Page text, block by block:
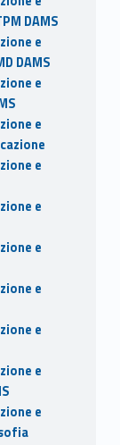
DAMS
e
DAMS
e
e
e
e
e
e
e
e
e